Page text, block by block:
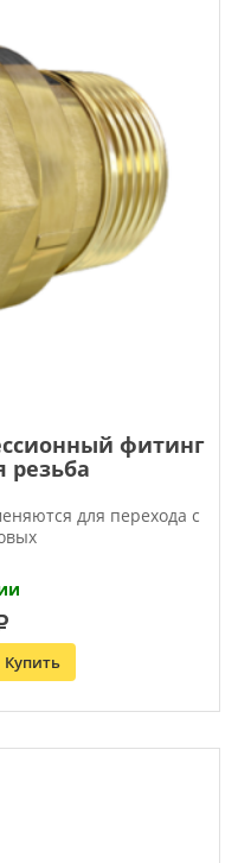
фитинг
резьба
для перехода с
Купить